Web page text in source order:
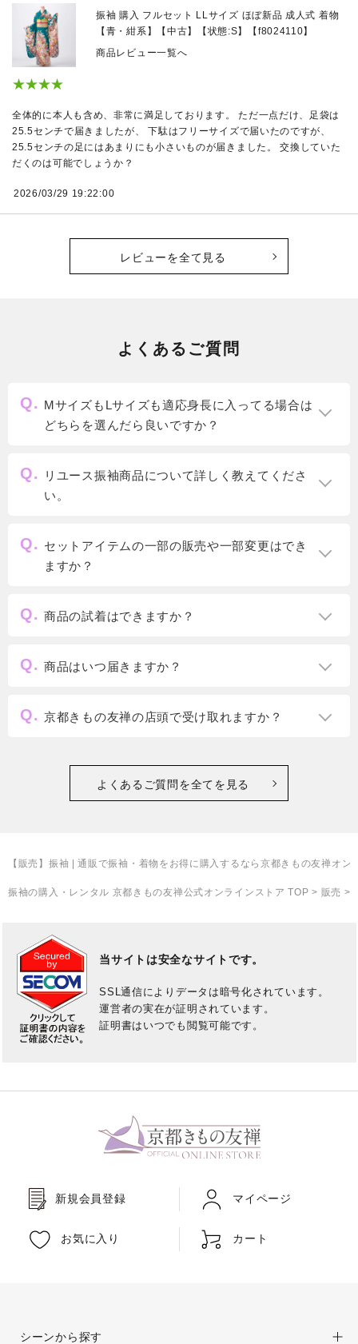
振袖 購入 フルセット LLサイズ ほぼ新品 成人式 着物
【青・紺系】【中古】【状態:S】【f8024110】
商品レビュー一覧へ
★★★★
全体的に本人も含め、非常に満足しております。 ただ一点だけ、足袋は
25.5センチで届きましたが、 下駄はフリーサイズで届いたのですが、
25.5センチの足にはあまりにも小さいものが届きました。 交換していた
だくのは可能でしょうか？
2026/03/29 19:22:00
レビューを全て見る
よくあるご質問
MサイズもLサイズも適応身長に入ってる場合は
どちらを選んだら良いですか？
リユース振袖商品について詳しく教えてくださ
い。
セットアイテムの一部の販売や一部変更はでき
ますか？
商品の試着はできますか？
商品はいつ届きますか？
京都きもの友禅の店頭で受け取れますか？
よくあるご質問を全てを見る
【販売】振袖 | 通販で振袖・着物をお得に購入するなら京都きもの友禅オン
振袖の購入・レンタル 京都きもの友禅公式オンラインストア TOP > 販売 >
当サイトは安全なサイトです。
SSL通信によりデータは暗号化されています。
運営者の実在が証明されています。
証明書はいつでも閲覧可能です。
新規会員登録 マイページ
お気に入り カート
シーンから探す